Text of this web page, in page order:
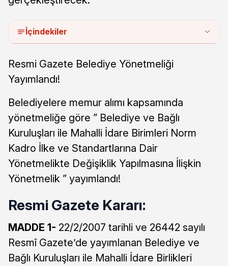
İçindekiler
Resmi Gazete Belediye Yönetmeliği
Yayımlandı!
Belediyelere memur alımı kapsamında
yönetmeliğe göre ” Belediye ve Bağlı
Kuruluşları ile Mahalli İdare Birimleri Norm
Kadro İlke ve Standartlarına Dair
Yönetmelikte Değişiklik Yapılmasına İlişkin
Yönetmelik ” yayımlandı!
Resmi Gazete Kararı:
MADDE 1- 22/2/2007 tarihli ve 26442 sayılı
Resmî Gazete’de yayımlanan Belediye ve
Bağlı Kuruluşları ile Mahalli İdare Birlikleri